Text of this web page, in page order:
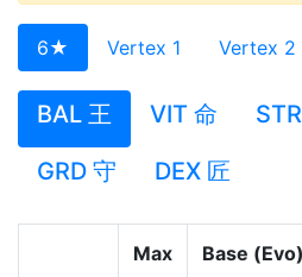
6★ Vertex 1 Vertex 2
BAL 王 VIT 命
GRD 守
DEX 匠
Max Base (Evo)